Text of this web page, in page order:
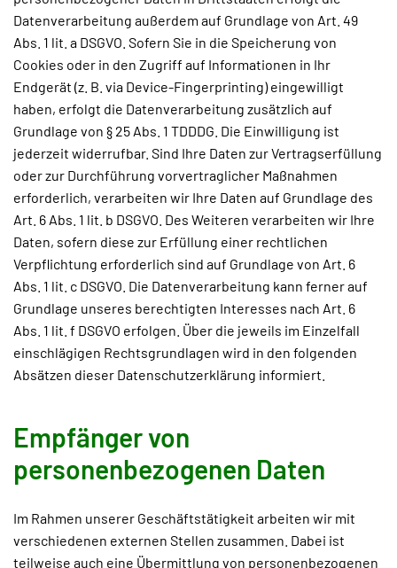
Datenverarbeitung außerdem auf Grundlage von Art. 49
Abs. 1 lit. a DSGVO. Sofern Sie in die Speicherung von
Cookies oder in den Zugriff auf Informationen in Ihr
Endgerät (z. B. via Device-Fingerprinting) eingewilligt
haben, erfolgt die Datenverarbeitung zusätzlich auf
Grundlage von § 25 Abs. 1 TDDDG. Die Einwilligung ist
jederzeit widerrufbar. Sind Ihre Daten zur Vertragserfüllung
oder zur Durchführung vorvertraglicher Maßnahmen
erforderlich, verarbeiten wir Ihre Daten auf Grundlage des
Art. 6 Abs. 1 lit. b DSGVO. Des Weiteren verarbeiten wir Ihre
Daten, sofern diese zur Erfüllung einer rechtlichen
Verpflichtung erforderlich sind auf Grundlage von Art. 6
Abs. 1 lit. c DSGVO. Die Datenverarbeitung kann ferner auf
Grundlage unseres berechtigten Interesses nach Art. 6
Abs. 1 lit. f DSGVO erfolgen. Über die jeweils im Einzelfall
einschlägigen Rechtsgrundlagen wird in den folgenden
Absätzen dieser Datenschutzerklärung informiert.
Empfänger von
personenbezogenen Daten
Im Rahmen unserer Geschäftstätigkeit arbeiten wir mit
verschiedenen externen Stellen zusammen. Dabei ist
teilweise auch eine Übermittlung von personenbezogenen